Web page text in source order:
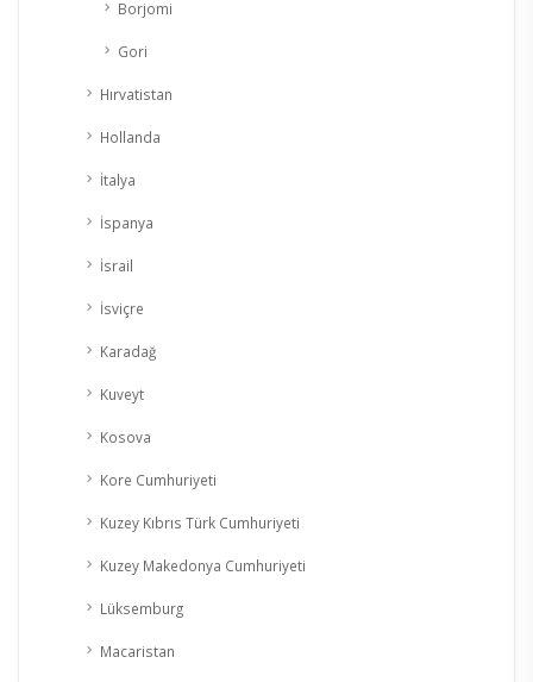
Borjomi
Gori
Hırvatistan
Hollanda
İtalya
İspanya
İsrail
İsviçre
Karadağ
Kuveyt
Kosova
Kore Cumhuriyeti
Kuzey Kıbrıs Türk Cumhuriyeti
Kuzey Makedonya Cumhuriyeti
Lüksemburg
Macaristan